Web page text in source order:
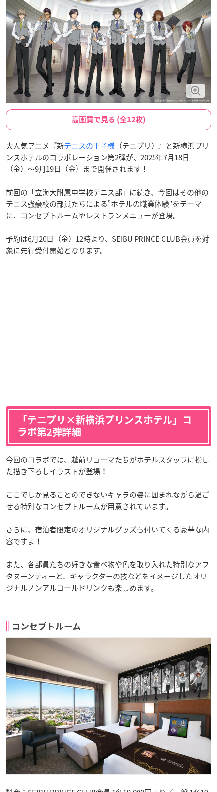
高画質で見る (全12枚)
大人気アニメ『新テニスの王子様 （テニプリ）』と新横浜プリ
ンスホテルのコラボレーション第2弾が、2025年7月18日
（金）〜9月19日（金）まで開催されます！
前回の「立海大附属中学校テニス部」に続き、今回はその他の
テニス強豪校の部員たちによる”ホテルの職業体験”をテーマ
に、コンセプトルームやレストランメニューが登場。
予約は6月20日（金）12時より、SEIBU PRINCE CLUB会員を対
象に先行受付開始となります。
「テニプリ×新横浜プリンスホテル」コ
ラボ第2弾詳細
今回のコラボでは、越前リョーマたちがホテルスタッフに扮し
た描き下ろしイラストが登場！
ここでしか見ることのできないキャラの姿に囲まれながら過ご
せる特別なコンセプトルームが用意されています。
さらに、宿泊者限定のオリジナルグッズも付いてくる豪華な内
容ですよ！
また、各部員たちの好きな食べ物や色を取り入れた特別なアフ
タヌーンティーと、キャラクターの技などをイメージしたオリ
ジナルノンアルコールドリンクも楽しめます。
コンセプトルーム